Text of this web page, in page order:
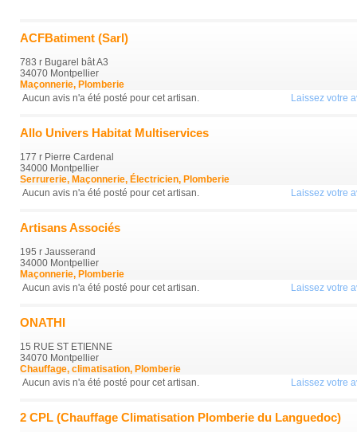
ACFBatiment (Sarl)
783 r Bugarel bât A3
34070 Montpellier
Maçonnerie, Plomberie
Aucun avis n'a été posté pour cet artisan.
Laissez votre
Allo Univers Habitat Multiservices
177 r Pierre Cardenal
34000 Montpellier
Serrurerie, Maçonnerie, Électricien, Plomberie
Aucun avis n'a été posté pour cet artisan.
Laissez votre
Artisans Associés
195 r Jausserand
34000 Montpellier
Maçonnerie, Plomberie
Aucun avis n'a été posté pour cet artisan.
Laissez votre
ONATHI
15 RUE ST ETIENNE
34070 Montpellier
Chauffage, climatisation, Plomberie
Aucun avis n'a été posté pour cet artisan.
Laissez votre
2 CPL (Chauffage Climatisation Plomberie du Languedoc)